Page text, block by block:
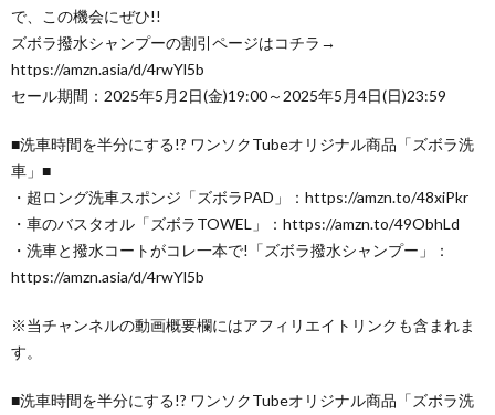
で、この機会にぜひ!!
ズボラ撥水シャンプーの割引ページはコチラ→
https://amzn.asia/d/4rwYl5b
セール期間：2025年5月2日(金)19:00～2025年5月4日(日)23:59
■洗車時間を半分にする!? ワンソクTubeオリジナル商品「ズボラ洗
車」■
・超ロング洗車スポンジ「ズボラPAD」：https://amzn.to/48xiPkr
・車のバスタオル「ズボラTOWEL」：https://amzn.to/49ObhLd
・洗車と撥水コートがコレ一本で!「ズボラ撥水シャンプー」：
https://amzn.asia/d/4rwYl5b
※当チャンネルの動画概要欄にはアフィリエイトリンクも含まれま
す。
■洗車時間を半分にする!? ワンソクTubeオリジナル商品「ズボラ洗